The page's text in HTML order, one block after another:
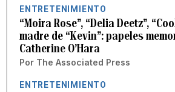
ENTRETENIMIENTO
“Moira Rose”, “Delia Deetz”,
madre de “Kevin”: papeles
Catherine O’Hara
Por The Associated Press
ENTRETENIMIENTO